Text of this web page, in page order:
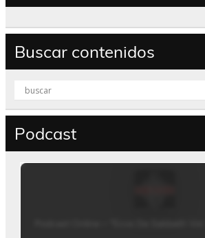
Buscar contenidos
Podcast